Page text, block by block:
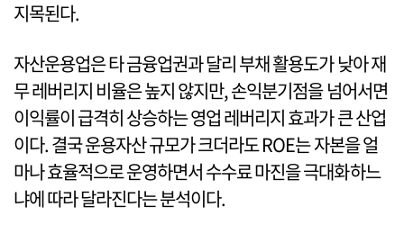
지목된다.
자산운용업은 타 금융업권과 달리 부채 활용도가 낮아 재
무 레버리지 비율은 높지 않지만, 손익분기점을 넘어서면
이익률이 급격히 상승하는 영업 레버리지 효과가 큰 산업
이다. 결국 운용자산 규모가 크더라도 ROE는 자본을 얼
마나 효율적으로 운영하면서 수수료 마진을 극대화하느
냐에 따라 달라진다는 분석이다.